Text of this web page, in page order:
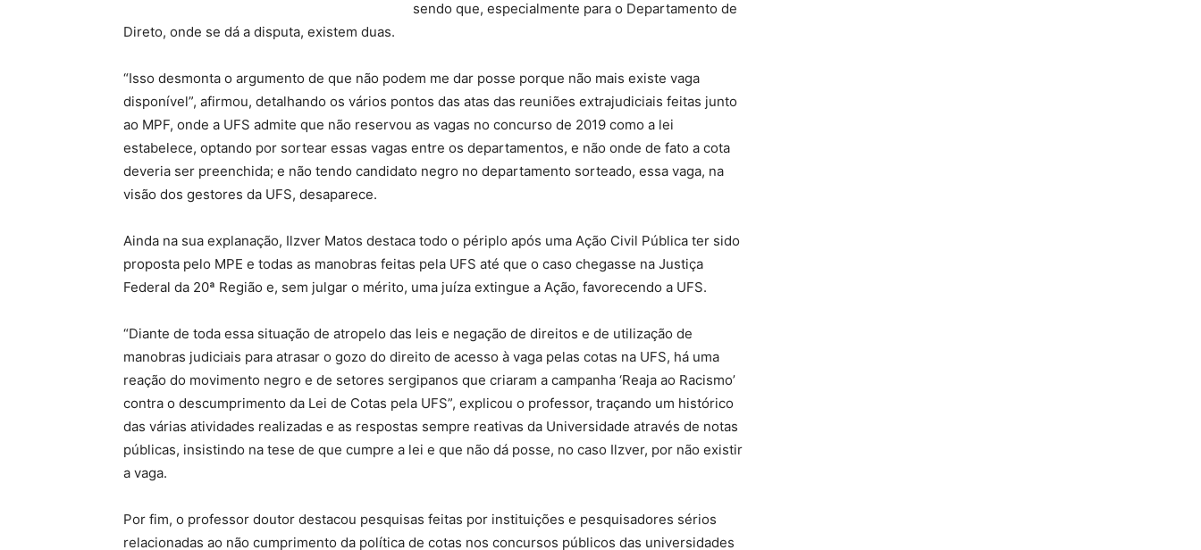
sendo que, especialmente para o Departamento de
Direto, onde se dá a disputa, existem duas.
“Isso desmonta o argumento de que não podem me dar posse porque não mais existe vaga
disponível”, afirmou, detalhando os vários pontos das atas das reuniões extrajudiciais feitas junto
ao MPF, onde a UFS admite que não reservou as vagas no concurso de 2019 como a lei
estabelece, optando por sortear essas vagas entre os departamentos, e não onde de fato a cota
deveria ser preenchida; e não tendo candidato negro no departamento sorteado, essa vaga, na
visão dos gestores da UFS, desaparece.
Ainda na sua explanação, Ilzver Matos destaca todo o périplo após uma Ação Civil Pública ter sido
proposta pelo MPE e todas as manobras feitas pela UFS até que o caso chegasse na Justiça
Federal da 20ª Região e, sem julgar o mérito, uma juíza extingue a Ação, favorecendo a UFS.
“Diante de toda essa situação de atropelo das leis e negação de direitos e de utilização de
manobras judiciais para atrasar o gozo do direito de acesso à vaga pelas cotas na UFS, há uma
reação do movimento negro e de setores sergipanos que criaram a campanha ‘Reaja ao Racismo’
contra o descumprimento da Lei de Cotas pela UFS”, explicou o professor, traçando um histórico
das várias atividades realizadas e as respostas sempre reativas da Universidade através de notas
públicas, insistindo na tese de que cumpre a lei e que não dá posse, no caso Ilzver, por não existir
a vaga.
Por fim, o professor doutor destacou pesquisas feitas por instituições e pesquisadores sérios
relacionadas ao não cumprimento da política de cotas nos concursos públicos das universidades